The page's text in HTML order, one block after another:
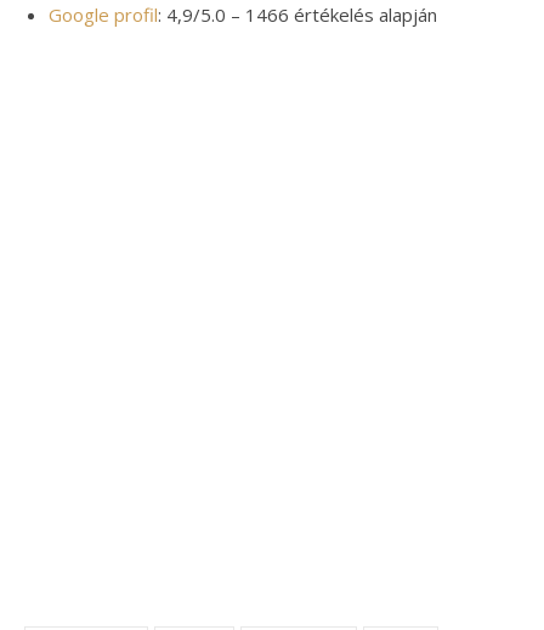
Google profil: 4,9/5.0 – 1466 értékelés alapján